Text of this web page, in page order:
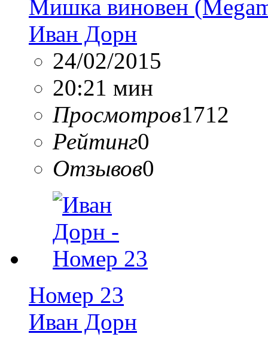
Мишка виновен
Иван Дорн
24/02/2015
20:21 мин
Просмотров1712
Рейтинг0
Отзывов0
Номер 23
Иван Дорн